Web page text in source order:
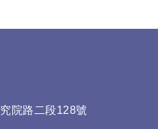
院路二段128號